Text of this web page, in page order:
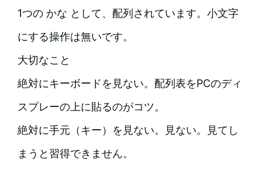
1つの かな として、配列されています。小文字
にする操作は無いです。
大切なこと
絶対にキーボードを見ない。配列表をPCのディ
スプレーの上に貼るのがコツ。
絶対に手元（キー）を見ない。見ない。見てし
まうと習得できません。